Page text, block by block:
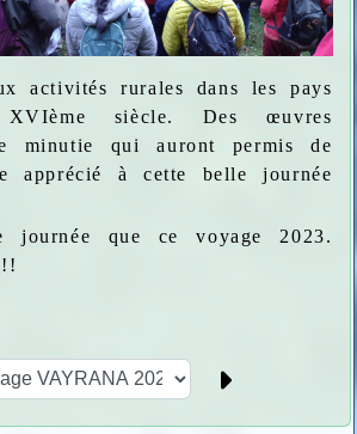
activités rurales dans les pays
siècle. Des œuvres
minutie qui auront permis de
apprécié à cette belle journée
journée que ce voyage 2023.